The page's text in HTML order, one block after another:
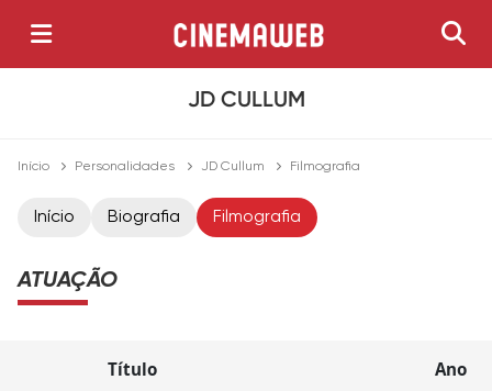
JD CULLUM
Início Personalidades JD Cullum Filmografia
Início Biografia Filmografia
ATUAÇÃO
Título Ano